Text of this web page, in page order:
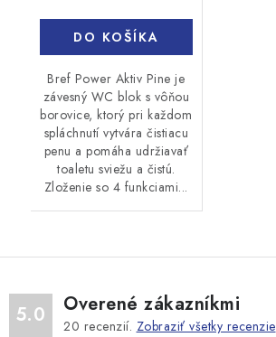
DO KOŠÍKA
Bref Power Aktiv Pine je
závesný WC blok s vôňou
borovice, ktorý pri každom
spláchnutí vytvára čistiacu
penu a pomáha udržiavať
toaletu sviežu a čistú.
Zloženie so 4 funkciami...
5.0 Overené zákazníkmi
20 recenzií. Zobraziť všetky recenzie